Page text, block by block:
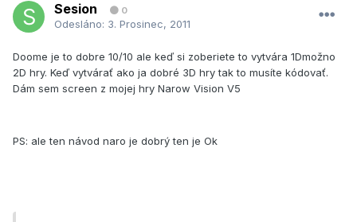
Sesion 0
Odesláno: 3. Prosinec, 2011
Doome je to dobre 10/10 ale keď si zoberiete to vytvára 1Dmožno
2D hry. Keď vytvárať ako ja dobré 3D hry tak to musíte kódovať.
Dám sem screen z mojej hry Narow Vision V5
PS: ale ten návod naro je dobrý ten je Ok